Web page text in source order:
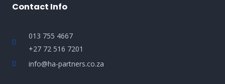
Contact Info
013 755 4667
+27 72 516 7201
info@ha-partners.co.za